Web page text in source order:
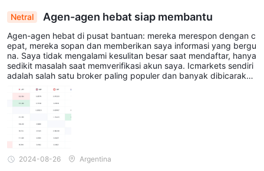
Netral Agen-agen hebat siap membantu
Agen-agen hebat di pusat bantuan: mereka merespon dengan c
epat, mereka sopan dan memberikan saya informasi yang bergu
na. Saya tidak mengalami kesulitan besar saat mendaftar, hanya
sedikit masalah saat memverifikasi akun saya. Icmarkets sendiri
adalah salah satu broker paling populer dan banyak dibicaraka
2024-08-26 Argentina